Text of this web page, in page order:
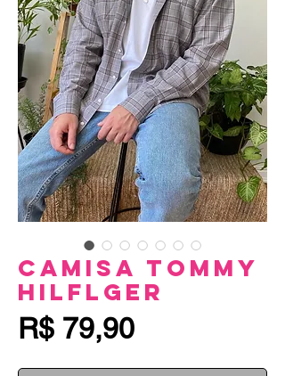
Camisa Tommy
Hilflger
R$ 79,90Preço